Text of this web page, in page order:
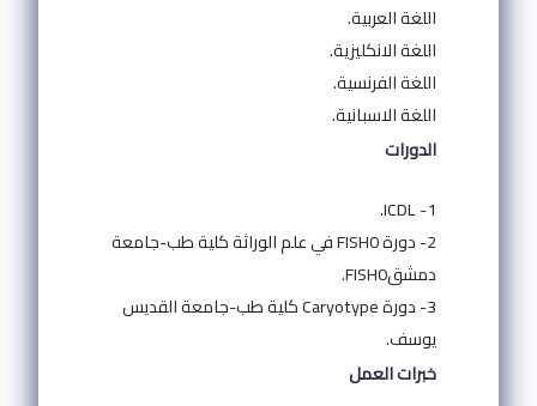
اللغة العربية.
اللغة الانكليزية.
اللغة الفرنسية.
اللغة الاسبانية.
الدورات
1- ICDL.
2- دورة FISH0 في علم الوراثة كلية طب-جامعة
دمشقFISH0.
3- دورة Caryotype كلية طب-جامعة القديس
يوسف.
خبرات العمل